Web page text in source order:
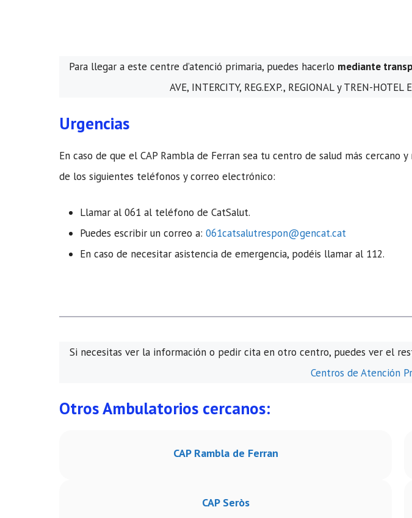
Para llegar a este centre d’atenció primaria, puedes hacerlo mediante
AVE, INTERCITY, REG.EXP., REGIONAL y TREN-
Urgencias
En caso de que el CAP Rambla de Ferran sea tu centro de salud más
de los siguientes teléfonos y correo electrónico:
Llamar al 061 al teléfono de CatSalut.
Puedes escribir un correo a: 061catsalutrespon@gencat.cat
En caso de necesitar asistencia de emergencia, podéis llamar al 112.
Si necesitas ver la información o pedir cita en otro centro, puedes ver el
Centros de Atención
Otros Ambulatorios cercanos:
CAP Rambla de Ferran
CAP Seròs